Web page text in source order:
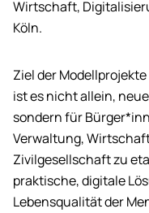
Wirtschaft,
Köln.
Ziel der Modellprojekte
ist es nicht allein,
sondern für
Verwaltung,
Zivilgesellschaft zu
praktische, digitale
Lebensqualität der